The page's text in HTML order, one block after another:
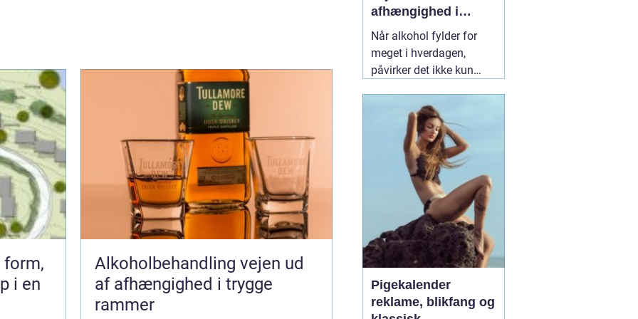
form,
i en
Alkoholbehandling vejen ud
af afhængighed i trygge
rammer
afhængighed i
trygge rammer
Når alkohol fylder for
meget i hverdagen,
påvirker det ikke kun
relationer, arbejde og
livskvalitet. Mange
forsøger at skære ned på
egen hånd, men ender
igen og igen det samme
sted. Her kan
professionel 19 juli 2026
Pigekalender
reklame, blikfang og